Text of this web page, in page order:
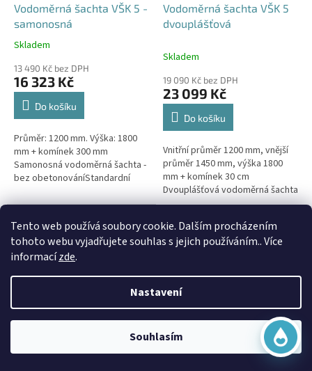
Tento web používá soubory cookie. Dalším procházením
tohoto webu vyjadřujete souhlas s jejich používáním.. Více
informacízde.
Nastavení
Souhlasím
Vodoměrná šachta VŠK 5 -
samonosná
Průměrné
produktu
je
5,0
hvězdiček.
Skladem
13 490 Kč bez DPH
16 323 Kč
Do košíku
Průměr: 1200 mm. Výška: 1800
mm + komínek 300 mm
Samonosná vodoměrná šachta -
bez obetonováníStandardní
přání) Doba dodání 10-14 dní.
Vodoměrná šachta VŠK 5
dvouplášťová
Skladem
19 090 Kč bez DPH
23 099 Kč
Do košíku
Vnitřní průměr 1200 mm, vnější
průměr 1450 mm, výška 1800
mm + komínek 30 cm
Dvouplášťová vodoměrná šachta
- do míst se spodní
parkovací...
Doprava Zdarma
Vodoměrná šachta VŠK 5 k
Online
Začít konverzaci